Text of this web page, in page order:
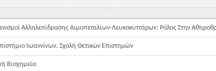
Αλληλεπίδρασης Αιμοπεταλίων-Λευκοκυττάρων: Ρόλος Στην
Ιωαννίνων. Σχολή Θετικών Επιστημών
Βιοχημεία